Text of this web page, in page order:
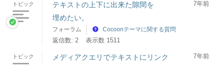
トピック
テキストの上下に出来た隙間を
埋めたい。
7年前
フォーラム Cocoonテーマに関する質問
返信数: 2 表示数 1511
トピック
メディアクエリでテキストにリンク
7年前